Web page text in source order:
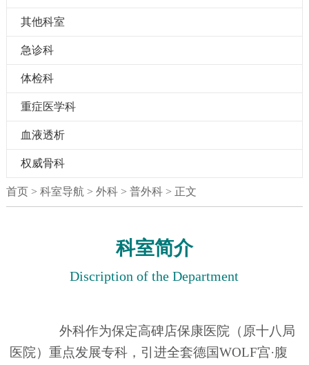
其他科室
急诊科
体检科
重症医学科
血液透析
权威骨科
首页> 科室导航 > 外科 > 普外科 > 正文
科室简介
Discription of the Department
外科作为保定高碑店保康医院（原十八局
医院）重点发展专科，引进全套德国WOLF宫·腹